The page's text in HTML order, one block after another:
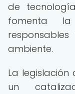
de
fomenta
ambiente.
La
un